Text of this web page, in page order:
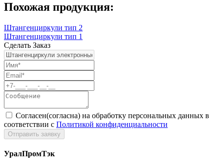
Похожая продукция:
Штангенциркули тип 2
Штангенциркули тип 1
Сделать Заказ
Согласен(согласна) на обработку персональных данных в
соответствии с Политикой конфиденциальности
УралПромТэк